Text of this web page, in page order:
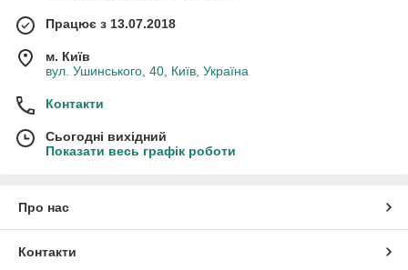
Працює з 13.07.2018
м. Київ
вул. Ушинського, 40, Київ, Україна
Контакти
Сьогодні вихідний
Показати весь графік роботи
Про нас
Контакти